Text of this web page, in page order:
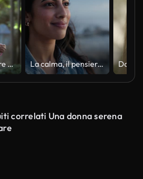
Due donne potere camminare in città, parlare e sorridere La calma, il pensiero e la donna sorridono su una spiaggia con pace, aria fresca e momento di riflessione nella natura. Il tramonto, l'oceano e la persona si rilassano in mare con consapevolezza, vacanza o gratitudine per la vita o il viaggio
correlati Una donna serena